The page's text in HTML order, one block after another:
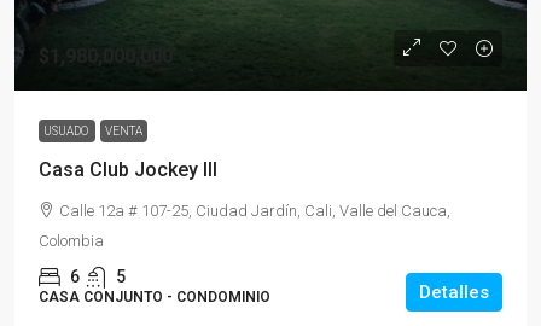
$1,980,000,000
USUADO VENTA
Casa Club Jockey III
Calle 12a # 107-25, Ciudad Jardín, Cali, Valle del Cauca,
Colombia
6 5
CASA CONJUNTO - CONDOMINIO Detalles